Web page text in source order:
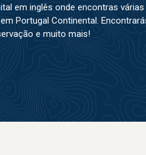
em inglês onde encontras
Portugal Continental.
e muito mais!